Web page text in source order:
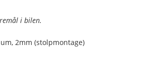
i bilen.
2mm (stolpmontage)